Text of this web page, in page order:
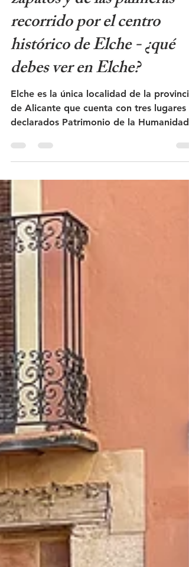
zapatos y de las palmeras -
recorrido por el centro
histórico de Elche - ¿qué
debes ver en Elche?
Elche es la única localidad de la provincia
de Alicante que cuenta con tres lugares
declarados Patrimonio de la Humanidad
una larga tradición como importante
conocida por sus numerosas palmeras.
Muchos de los principales atractivos se
encuentran en el centro histórico de la
ciudad, a poca distancia a pie unos de
otros. Si se organiza bien el tiempo, se
pueden